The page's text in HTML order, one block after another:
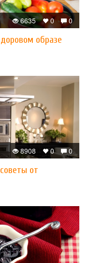
0
0
6635
образе
0
0
8908
от